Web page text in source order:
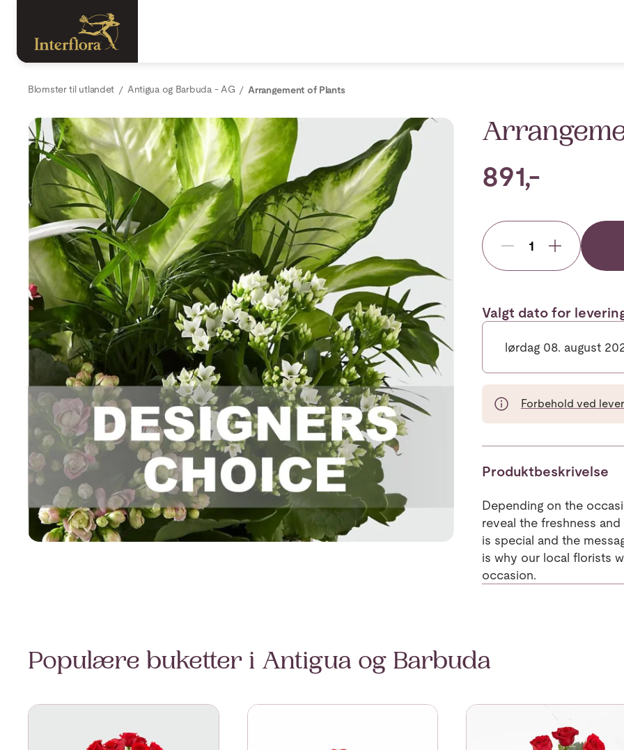
Blomster til utlandet Antigua og Barbuda - AG Arrangement of Plants
891,-
Valgt dato for
lørdag 08. august
Forbehold ved
Produktbeskrivelse
Depending on the
reveal the freshness
is special and the
is why our local florists
occasion.
Populære buketter i Antigua og Barbuda
Se mer om 12 roses long stemmed Se mer om 12 roses medium stemmed Se mer om 12 roses short